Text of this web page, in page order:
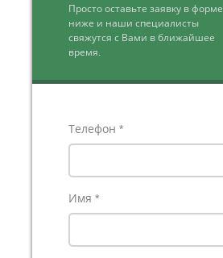
Просто оставьте заявку в форме
ниже и наши специалисты
свяжутся с Вами в ближайшее
время.
Телефон *
Имя *